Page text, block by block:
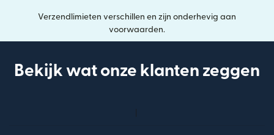
Verzendlimieten verschillen en zijn onderhevig aan
voorwaarden.
Bekijk wat onze klanten zeggen